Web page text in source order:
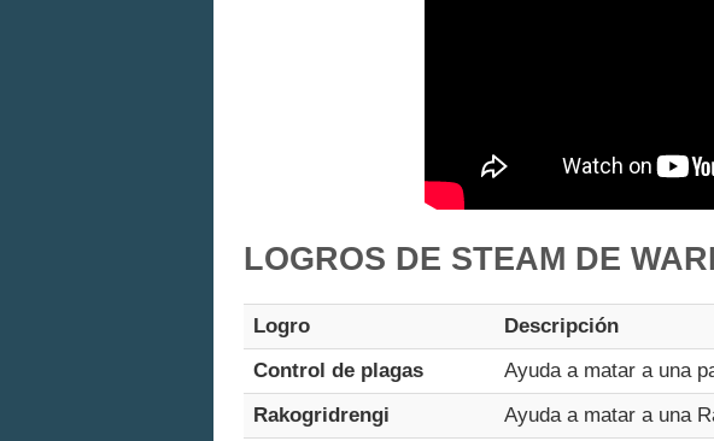
LOGROS DE STEAM DE
Logro
Descripción
Control de plagas
Ayuda a matar a una
Rakogridrengi
Ayuda a matar a una